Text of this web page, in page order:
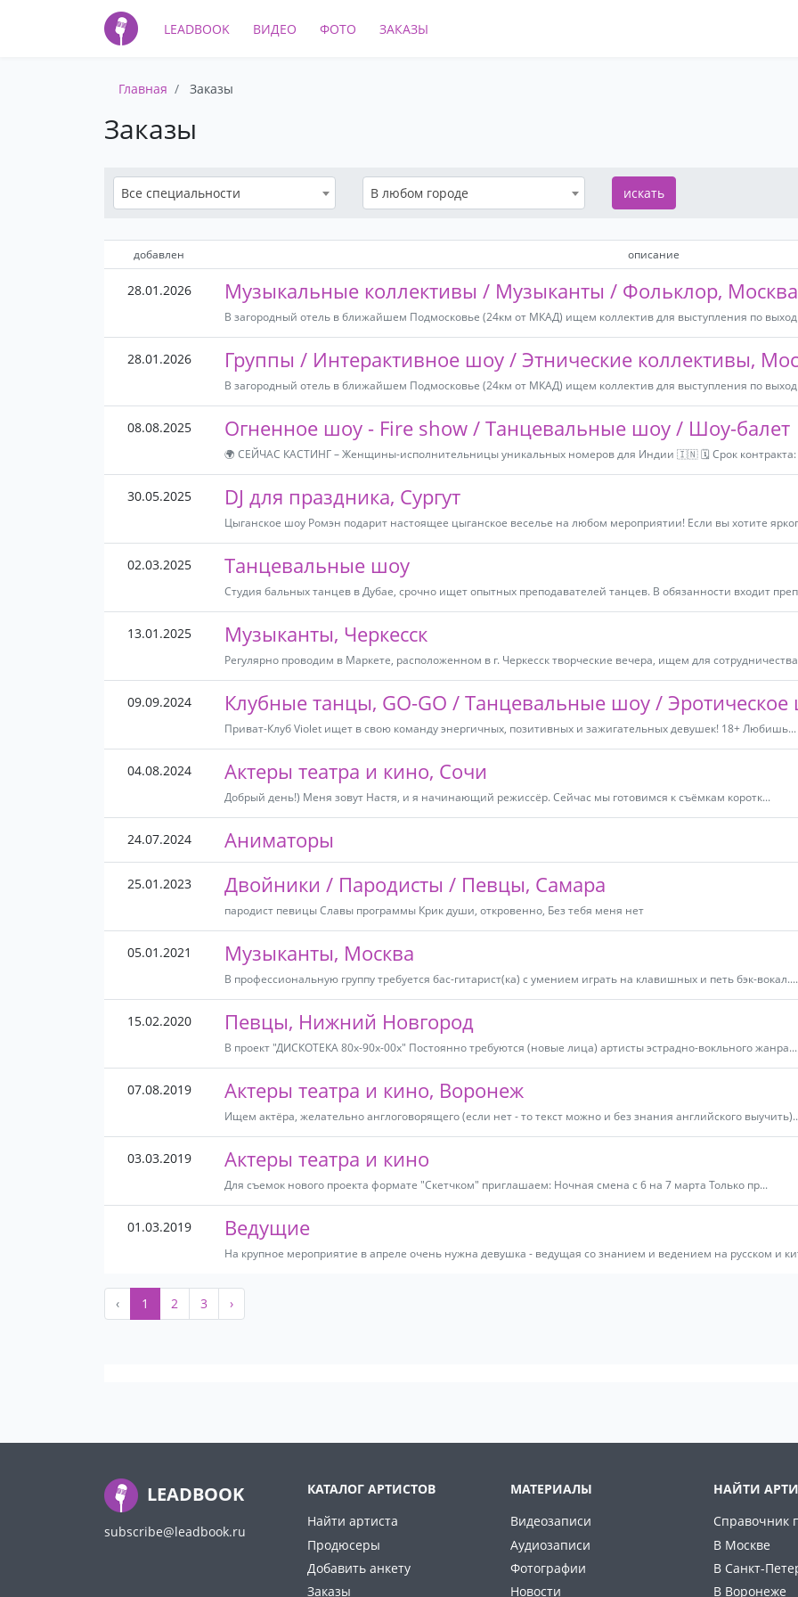
LEADBOOK ВИДЕО ФОТО ЗАКАЗЫ
Главная Заказы
Заказы
Все специальности В любом городе искать
добавлен описание
28.01.2026 Музыкальные коллективы / Музыканты / Фольклор, Москва
В загородный отель в ближайшем Подмосковье (24км от МКАД) ищем коллектив для выступления по
28.01.2026 Группы / Интерактивное шоу / Этнические коллективы,
В загородный отель в ближайшем Подмосковье (24км от МКАД) ищем коллектив для выступления по
08.08.2025 Огненное шоу - Fire show / Танцевальные шоу / Шоу-балет
🌍 СЕЙЧАС КАСТИНГ – Женщины-исполнительницы уникальных номеров для Индии 🇮🇳 🗓 Срок контракта:
30.05.2025 DJ для праздника, Сургут
Цыганское шоу Ромэн подарит настоящее цыганское веселье на любом мероприятии! Если вы хотите
02.03.2025 Танцевальные шоу
Студия бальных танцев в Дубае, срочно ищет опытных преподавателей танцев. В обязанности входит
13.01.2025 Музыканты, Черкесск
Регулярно проводим в Маркете, расположенном в г. Черкесск творческие вечера, ищем для
09.09.2024 Клубные танцы, GO-GO / Танцевальные шоу / Эротическое
Приват-Клуб Violet ищет в свою команду энергичных, позитивных и зажигательных девушек! 18+ Любишь...
04.08.2024 Актеры театра и кино, Сочи
Добрый день!) Меня зовут Настя, и я начинающий режиссёр. Сейчас мы готовимся к съёмкам коротк...
24.07.2024 Аниматоры
25.01.2023 Двойники / Пародисты / Певцы, Самара
пародист певицы Славы программы Крик души, откровенно, Без тебя меня нет
05.01.2021 Музыканты, Москва
В профессиональную группу требуется бас-гитарист(ка) с умением играть на клавишных и петь бэк-вокал....
15.02.2020 Певцы, Нижний Новгород
В проект "ДИСКОТЕКА 80х-90х-00х" Постоянно требуются (новые лица) артисты эстрадно-вокльного
07.08.2019 Актеры театра и кино, Воронеж
Ищем актёра, желательно англоговорящего (если нет - то текст можно и без знания английского
03.03.2019 Актеры театра и кино
Для съемок нового проекта формате "Скетчком" приглашаем: Ночная смена с 6 на 7 марта Только пр...
01.03.2019 Ведущие
На крупное мероприятие в апреле очень нужна девушка - ведущая со знанием и ведением на русском и
‹ 1 2 3 ›
LEADBOOK
subscribe@leadbook.ru
КАТАЛОГ АРТИСТОВ
Найти артиста
Продюсеры
Добавить анкету
Заказы
МАТЕРИАЛЫ
Видеозаписи
Аудиозаписи
Фотографии
Новости
НАЙТИ
Справочник
В Москве
В Санкт-
В Воронеже